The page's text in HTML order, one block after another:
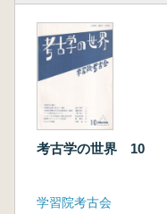
考古学の世界 10
学習院考古会